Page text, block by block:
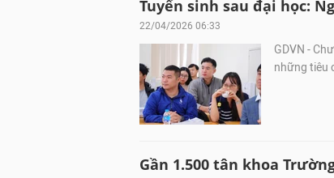
Tuyển sinh sau đại học:
22/04/2026 06:33
GDVN -
những tiêu
Gần 1.500 tân khoa